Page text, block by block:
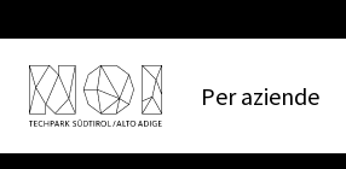
Per aziende